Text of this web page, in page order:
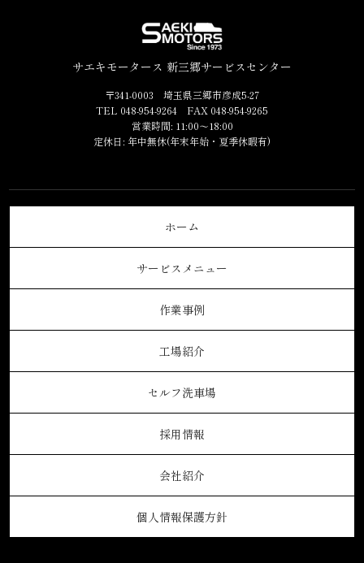
サエキモータース 新三郷サービスセンター
〒341-0003 埼玉県三郷市彦成5-27
TEL 048-954-9264 FAX 048-954-9265
営業時間: 11:00～18:00
定休日: 年中無休(年末年始・夏季休暇有)
ホーム
サービスメニュー
作業事例
工場紹介
セルフ洗車場
採用情報
会社紹介
個人情報保護方針